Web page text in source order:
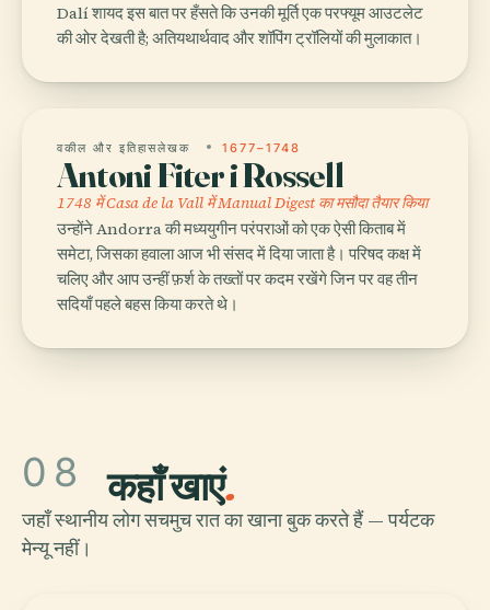
Dalí शायद इस बात पर हँसते कि उनकी मूर्ति एक परफ्यूम आउटलेट
की ओर देखती है; अतियथार्थवाद और शॉपिंग ट्रॉलियों की मुलाकात।
वकील और इतिहासलेखक 1677–1748
Antoni Fiter i Rossell
1748 में Casa de la Vall में Manual Digest का मसौदा तैयार किया
उन्होंने Andorra की मध्ययुगीन परंपराओं को एक ऐसी किताब में
समेटा, जिसका हवाला आज भी संसद में दिया जाता है। परिषद कक्ष में
चलिए और आप उन्हीं फ़र्श के तख्तों पर कदम रखेंगे जिन पर वह तीन
सदियाँ पहले बहस किया करते थे।
08 कहाँ खाएं.
जहाँ स्थानीय लोग सचमुच रात का खाना बुक करते हैं — पर्यटक
मेन्यू नहीं।